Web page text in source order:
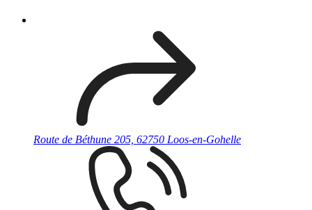
Route de Béthune 205, 62750 Loos-en-Gohelle